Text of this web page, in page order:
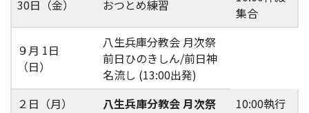
30日（金） おつとめ練習
集合
９月 1日
（日）
八生兵庫分教会 月次祭
前日ひのきしん/前日神
名流し (13:00出発)
２日（月）
八生兵庫分教会 月次祭 10:00執行